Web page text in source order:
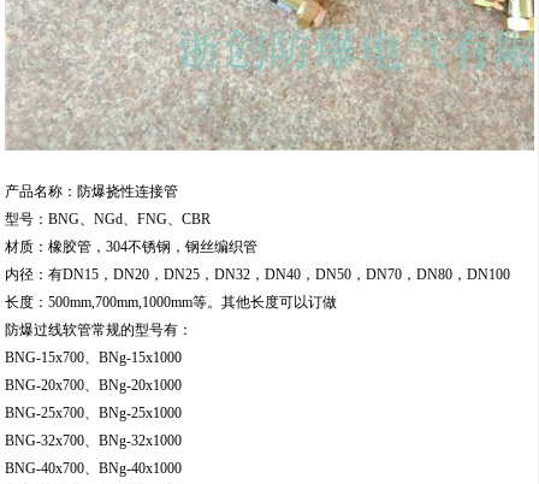
产品名称：防爆挠性连接管
型号：BNG、NGd、FNG、CBR
材质：橡胶管，304不锈钢，钢丝编织管
内径：有DN15，DN20，DN25，DN32，DN40，DN50，DN70，DN80，DN100
长度：500mm,700mm,1000mm等。其他长度可以订做
防爆过线软管常规的型号有：
BNG-15x700、BNg-15x1000
BNG-20x700、BNg-20x1000
BNG-25x700、BNg-25x1000
BNG-32x700、BNg-32x1000
BNG-40x700、BNg-40x1000